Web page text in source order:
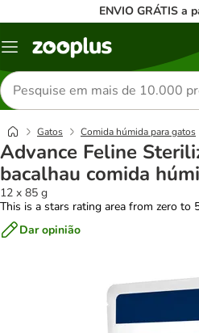
ENVIO GRÁTIS a
Menu
Pesquisar
produtos
Gatos Comida húmida para gatos
Advance Feline
bacalhau comida
12 x 85 g
This is a stars rating area from zero to
Dar opinião